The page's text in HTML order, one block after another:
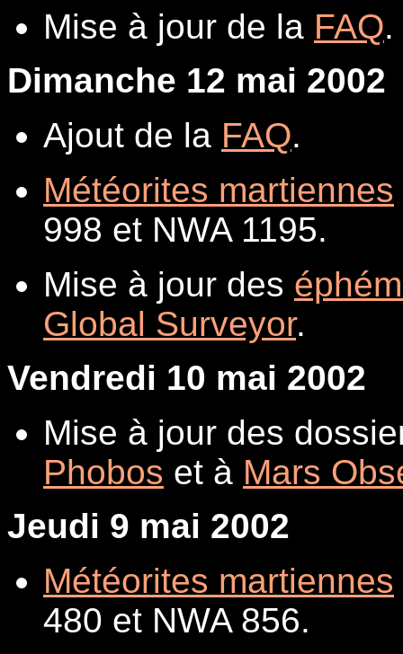
Mise à jour de la FAQ.
Dimanche 12 mai 2002
Ajout de la FAQ.
Météorites martiennes
998 et NWA 1195.
Mise à jour des
Global Surveyor.
Vendredi 10 mai 2002
Mise à jour des
Phobos et à Mars
Jeudi 9 mai 2002
Météorites martiennes
480 et NWA 856.